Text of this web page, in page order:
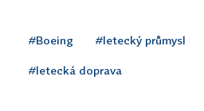
#Boeing #letecký průmysl
#letecká doprava